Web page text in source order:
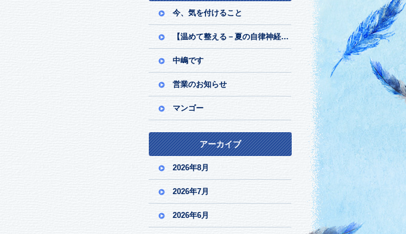
今、気を付けること
【温めて整える－夏の自律神経ケア】
中嶋です
営業のお知らせ
マンゴー
アーカイブ
2026年8月
2026年7月
2026年6月